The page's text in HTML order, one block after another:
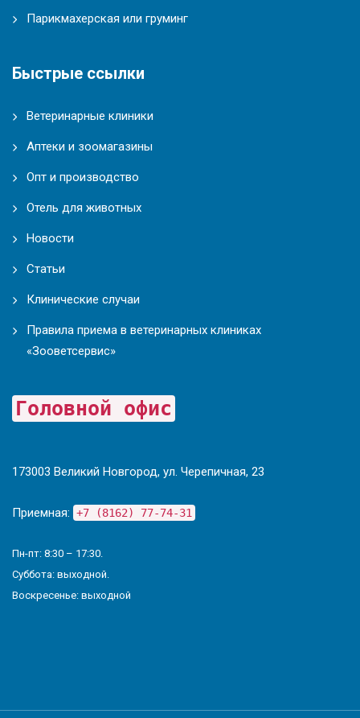
Парикмахерская или груминг
Быстрые ссылки
Ветеринарные клиники
Аптеки и зоомагазины
Опт и производство
Отель для животных
Новости
Статьи
Клинические случаи
Правила приема в ветеринарных клиниках
«Зооветсервис»
Головной офис
173003 Великий Новгород, ул. Черепичная, 23
Приемная: +7 (8162) 77-74-31
Пн-пт: 8:30 – 17:30.
Суббота: выходной.
Воскресенье: выходной